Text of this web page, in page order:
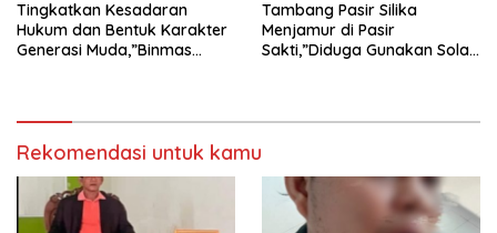
Tingkatkan Kesadaran
Hukum dan Bentuk Karakter
Generasi Muda,”Binmas
Tambang Pasir Silika
Menjamur di Pasir
Sakti,”Diduga Gunakan Solar
Rekomendasi untuk kamu